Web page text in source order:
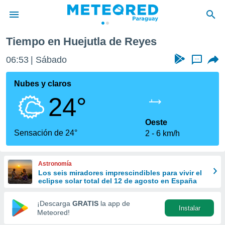
de
ha
calidad.
a este
las
y
forma
digital
basada
Tiempo en Huejutla de Reyes
06:53 Sábado ...
Nubes y claros
24°
Sensación de 24°
Oeste
2
6 km/h
Astronomía
Los seis miradores imprescindibles para vivir el
eclipse solar total del 12 de agosto en España
¡Descarga GRATIS la app de
Meteored!
Instalar